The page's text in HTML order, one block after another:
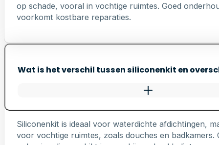
op schade, vooral in vochtige ruimtes. Goed
voorkomt kostbare reparaties.
Wat is het verschil tussen siliconenkit en
Siliconenkit is ideaal voor waterdichte afdichtingen,
voor vochtige ruimtes, zoals douches en badkamers.